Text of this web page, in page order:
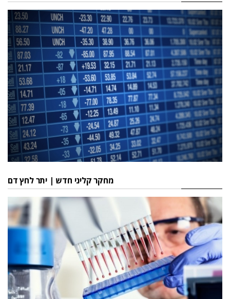
מחקר קליני חדש | יתר לחץ דם